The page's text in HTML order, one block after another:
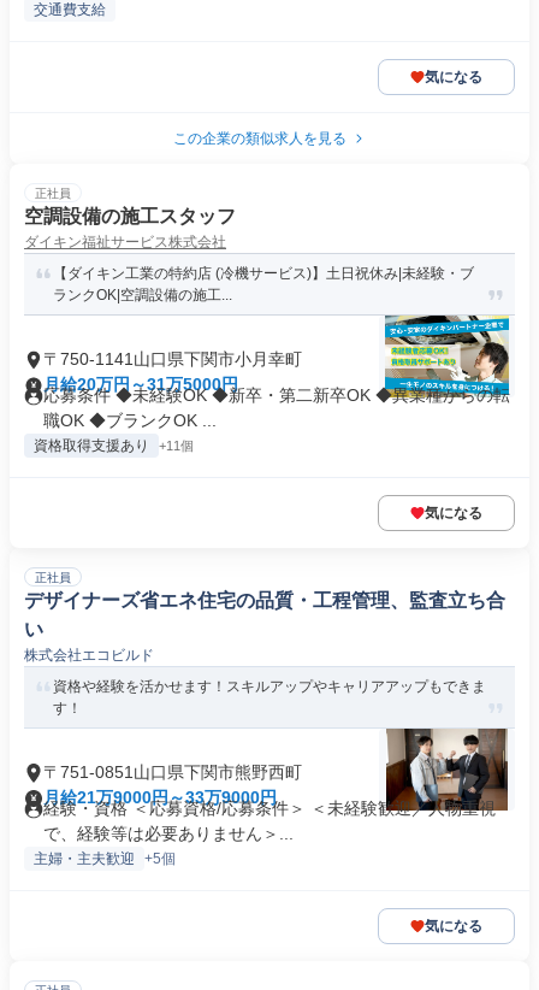
交通費支給
気になる
この企業の類似求人を見る
正社員
空調設備の施工スタッフ
ダイキン福祉サービス株式会社
【ダイキン工業の特約店 (冷機サービス)】土日祝休み|未経験・ブ
ランクOK|空調設備の施工...
〒750-1141山口県下関市小月幸町
月給20万円～31万5000円
応募条件 ◆未経験OK ◆新卒・第二新卒OK ◆異業種からの転
職OK ◆ブランクOK ...
資格取得支援あり +11個
気になる
正社員
デザイナーズ省エネ住宅の品質・工程管理、監査立ち合
い
株式会社エコビルド
資格や経験を活かせます！スキルアップやキャリアアップもできま
す！
〒751-0851山口県下関市熊野西町
月給21万9000円～33万9000円
経験・資格 ＜応募資格/応募条件＞ ＜未経験歓迎／人物重視
で、経験等は必要ありません＞...
主婦・主夫歓迎 +5個
気になる